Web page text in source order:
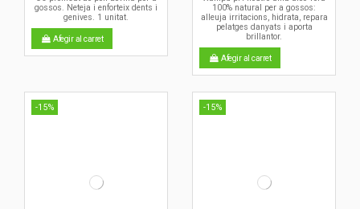
gossos. Neteja i enforteix dents i
genives. 1 unitat.
Afegir al carret
100% natural per a gossos:
alleuja irritacions, hidrata, repara
pelatges danyats i aporta
brillantor.
Afegir al carret
-15% -15%